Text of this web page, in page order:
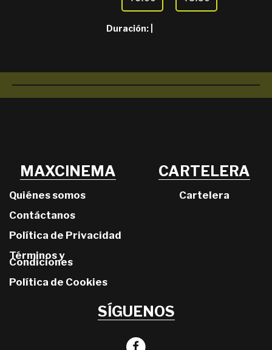
Duración:
MAXCINEMA
Quiénes somos
Contáctanos
Política de Privacidad
Términos y
Condiciones
Política de Cookies
CARTELERA
Cartelera
SÍGUENOS